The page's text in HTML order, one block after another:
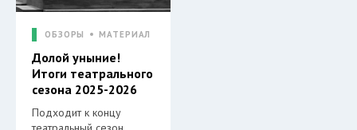
ОБЗОРЫ МАТЕРИАЛ
Долой уныние!
Итоги театрального
сезона 2025-2026
Подходит к концу